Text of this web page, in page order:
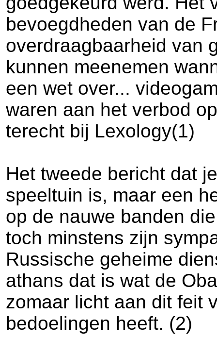
bevoegdheden van de
overdraagbaarheid van
kunnen meenemen
een wet over...
waren aan het verbod
terecht bij Lexology(1)
Het tweede bericht dat
speeltuin is, maar een
op de nauwe banden
toch minstens zijn
Russische geheime
athans dat is wat de
zomaar licht aan dit feit
bedoelingen heeft. (2)